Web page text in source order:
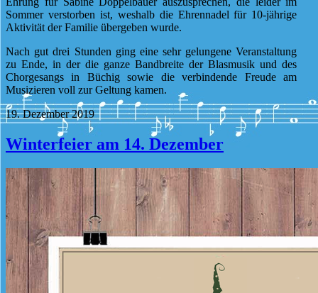
Sommer verstorben ist, weshalb die Ehrennadel für 10-jährige
Aktivität der Familie übergeben wurde.
Nach gut drei Stunden ging eine sehr gelungene Veranstaltung
zu Ende, in der die ganze Bandbreite der Blasmusik und des
Chorgesangs in Büchig sowie die verbindende Freude am
Musizieren voll zur Geltung kamen.
19. Dezember 2019
Winterfeier am 14. Dezember